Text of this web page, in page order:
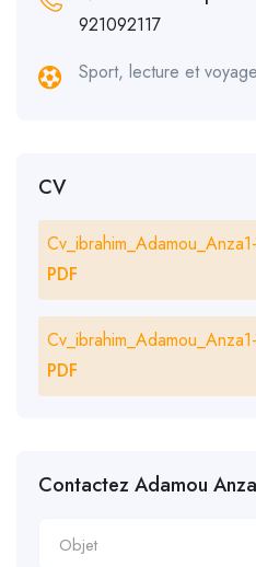
921092117
Sport, lecture et voyage
CV
PDF
PDF
Contactez Adamou